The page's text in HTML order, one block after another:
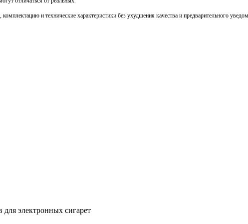
и технические характеристики без ухудшения качества и предварительного
электронных сигарет